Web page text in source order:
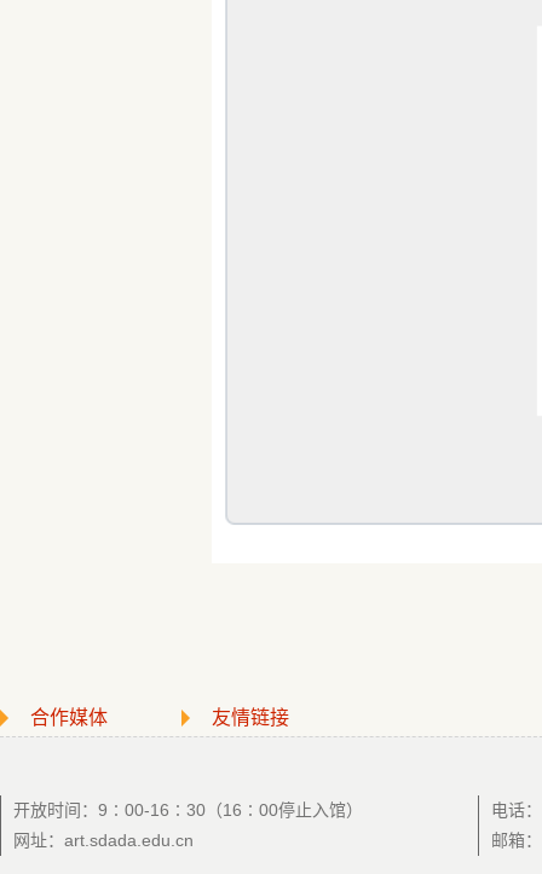
合作媒体 友情链接
开放时间：9∶00-16∶30（16∶00停止入馆）
网址：art.sdada.edu.cn
电话
邮箱